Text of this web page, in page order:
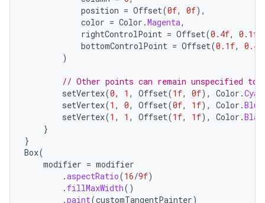
position = Offset(0f, 0f),
color = Color .Magenta,
rightControlPoint = Offset(0.4f, 0.1f
bottomControlPoint = Offset(0.1f, 0.4f
)
// Other points can remain unspecified
setVertex(0, 1 , Offset(1f, 0f), Color .Cyan
setVertex(1 , 0, Offset(0f, 1f), Color .Blue
setVertex(1 , 1 , Offset(1f, 1f), Color .
}
}
Box(
modifier = modifier
.aspectRatio(16/9f)
. fillMaxWidth()
.paint(customTangentPainter)